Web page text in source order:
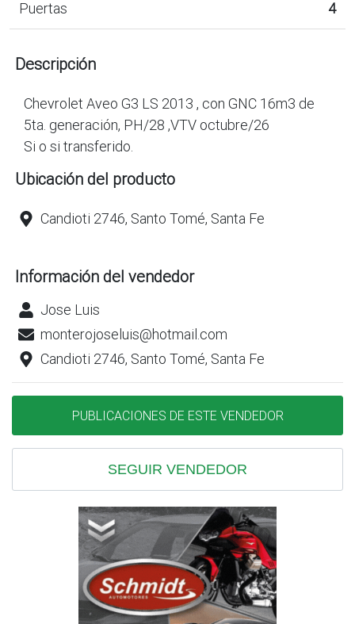
Puertas 4
Descripción
Chevrolet Aveo G3 LS 2013 , con GNC 16m3 de
5ta. generación, PH/28 ,VTV octubre/26
Si o si transferido.
Ubicación del producto
Candioti 2746, Santo Tomé, Santa Fe
Información del vendedor
Jose Luis
monterojoseluis@hotmail.com
Candioti 2746, Santo Tomé, Santa Fe
PUBLICACIONES DE ESTE VENDEDOR
SEGUIR VENDEDOR